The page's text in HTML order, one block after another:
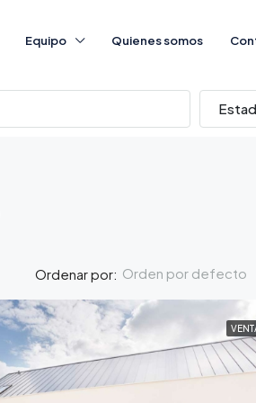
Equipo Quienes somos
Ordenar por: Orden por defecto
DESTACADO